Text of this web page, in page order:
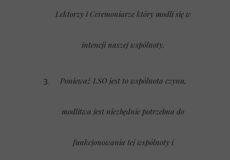
Lektorzy i Ceremoniarze który modli się w
intencji naszej wspólnoty.
Ponieważ LSO jest to wspólnota czynu,
modlitwa jest niezbędnie potrzebna do
funkcjonowania tej wspólnoty i